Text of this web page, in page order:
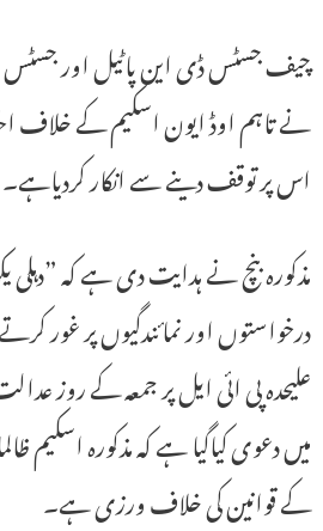
چیف جسٹس ڈی این پاٹیل اور جسٹس
نے تاہم اوڈ ایون اسکیم کے خلاف
اس پر توقف دینے سے انکار کردیاہے۔
مذکورہ بنچ نے ہدایت دی ہے کہ ”دہلی
درخواستوں اور نمائندگیوں پر غور
علیحدہ پی ائی ایل پر جمعہ کے روز
میں دعوی کیاگیا ہے کہ مذکورہ اسکیم
کے قوانین کی خلاف ورزی ہے۔